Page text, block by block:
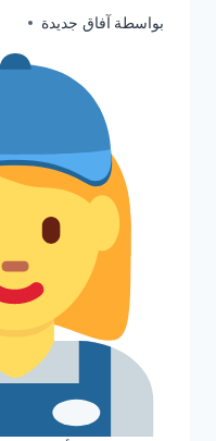
بواسطة آفاق جديدة يونيو 29, 2025